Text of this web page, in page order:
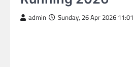
admin Sunday, 26 Apr 2026 11:01